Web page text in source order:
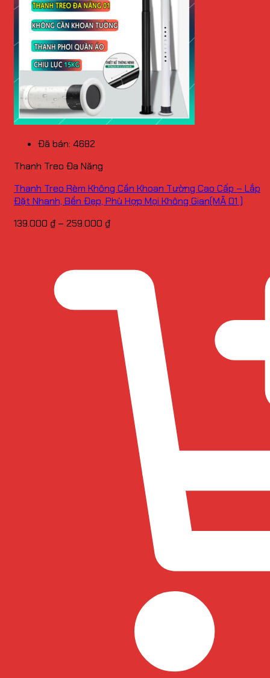
Đã bán: 4682
Thanh Treo Đa Năng
Thanh Treo Rèm Không Cần Khoan Tường Cao Cấp – Lắp
Đặt Nhanh, Bền Đẹp, Phù Hợp Mọi Không Gian(MÃ 01 )
139.000 ₫ – 259.000 ₫Khoảng
đến
259.000 ₫